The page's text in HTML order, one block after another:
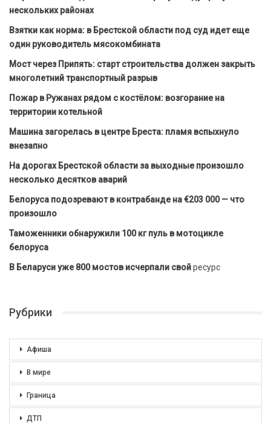
нескольких районах
Взятки как норма: в Брестской области под суд идет еще
один руководитель мясокомбината
Мост через Припять: старт строительства должен закрыть
многолетний транспортный разрыв
Пожар в Ружанах рядом с костёлом: возгорание на
территории котельной
Машина загорелась в центре Бреста: пламя вспыхнуло
внезапно
На дорогах Брестской области за выходные произошло
несколько десятков аварий
Белоруса подозревают в контрабанде на €203 000 — что
произошло
Таможенники обнаружили 100 кг пуль в мотоцикле
белоруса
В Беларуси уже 800 мостов исчерпали свойресурс
Рубрики
Афиша
В мире
Граница
ДТП